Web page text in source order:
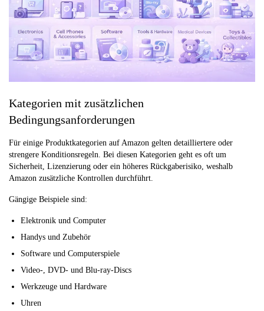
Kategorien mit zusätzlichen
Bedingungsanforderungen
Für einige Produktkategorien auf Amazon gelten detailliertere oder
strengere Konditionsregeln. Bei diesen Kategorien geht es oft um
Sicherheit, Lizenzierung oder ein höheres Rückgaberisiko, weshalb
Amazon zusätzliche Kontrollen durchführt.
Gängige Beispiele sind:
Elektronik und Computer
Handys und Zubehör
Software und Computerspiele
Video-, DVD- und Blu-ray-Discs
Werkzeuge und Hardware
Uhren